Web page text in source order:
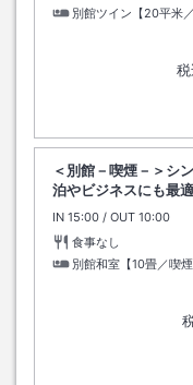
別館ツイン【20平米／
＜別館－喫煙－＞シ
泊やビジネスにも最
IN チェックイン
15:00 / OUT チェック
10:00
食事なし
別館和室【10畳／喫煙